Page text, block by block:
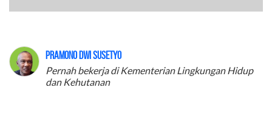
Pramono Dwi Susetyo
Pernah bekerja di Kementerian Lingkungan Hidup
dan Kehutanan